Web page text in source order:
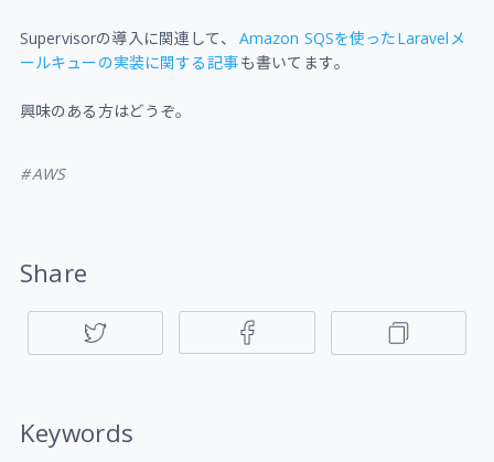
Supervisorの導入に関連して、
Amazon SQSを使ったLaravelメ
ールキューの実装に関する記事 も書いてます。
興味のある方はどうぞ。
AWS
Share
Keywords